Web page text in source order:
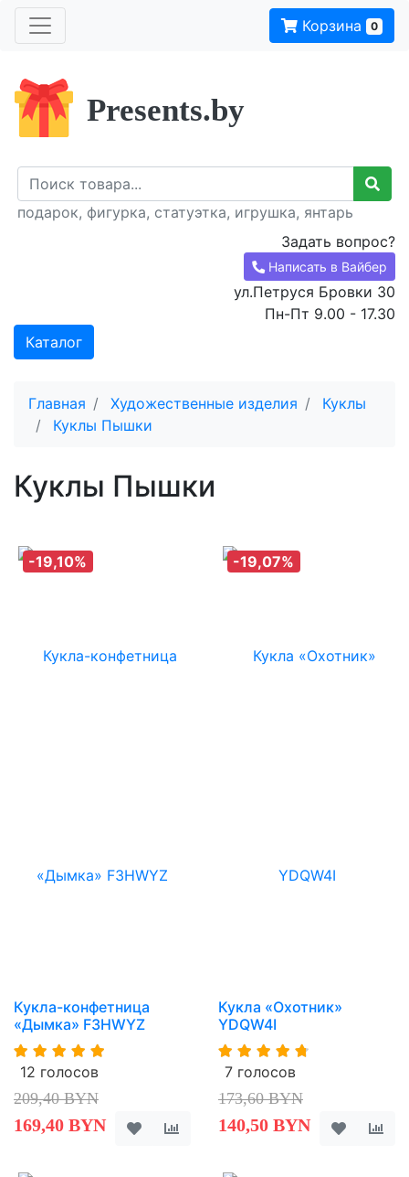
Корзина 0
Presents.by
подарок, фигурка, статуэтка, игрушка, янтарь
Задать вопрос?
Написать в Вайбер
ул.Петруся Бровки 30
Пн-Пт 9.00 - 17.30
Каталог
Главная Художественные изделия
Куклы
Куклы Пышки
Куклы Пышки
-19,10%
Кукла-конфетница
«Дымка» F3HWYZ
12 голосов
209,40 BYN
169,40 BYN
-19,07%
Кукла «Охотник»
YDQW4I
7 голосов
173,60 BYN
140,50 BYN